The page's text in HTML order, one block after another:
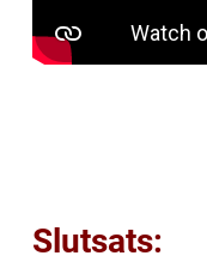
Slutsats: